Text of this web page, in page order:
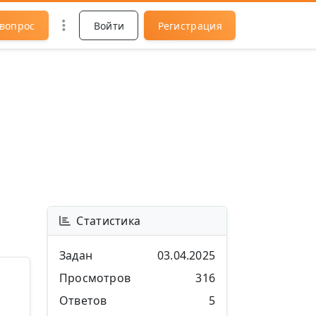
Войти Регистрация
Статистика
Задан
03.04.2025
Просмотров
316
Ответов
5